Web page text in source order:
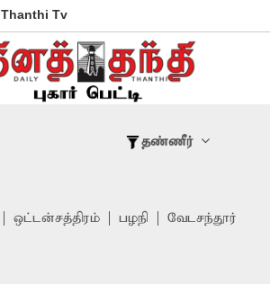
Thanthi Tv
தண்ணீர்
ஒட்டன்சத்திரம் பழநி வேடசந்தூர்